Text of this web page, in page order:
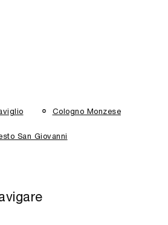
Cologno Monzese
San Giovanni